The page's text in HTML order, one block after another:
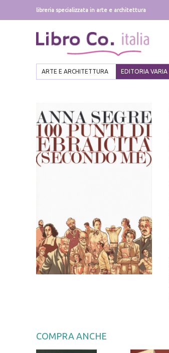
libreria specializzata in arte e architettura
ARTE E ARCHITETTURA EDITORIA VARIA
COMPRA ANCHE